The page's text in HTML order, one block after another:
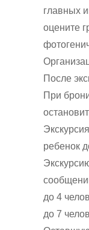
главных
оцените
После
При
ребенок
до 4
до 7